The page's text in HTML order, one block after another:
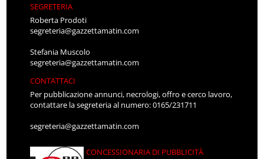
SEGRETERIA
Roberta Prodoti
segreteria@gazzettamatin.com
Stefania Muscolo
segreteria@gazzettamatin.com
CONTATTACI
Per pubblicazione annunci, necrologi, offro e cerco lavoro,
contattare la segreteria al numero: 0165/231711
segreteria@gazzettamatin.com
CONCESSIONARIA DI PUBBLICITÀ